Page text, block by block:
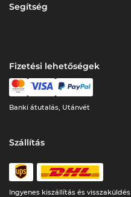
Segítség
Fizetési lehetőségek
Banki átutalás, Utánvét
Szállítás
Ingyenes kiszállítás és visszaküldés